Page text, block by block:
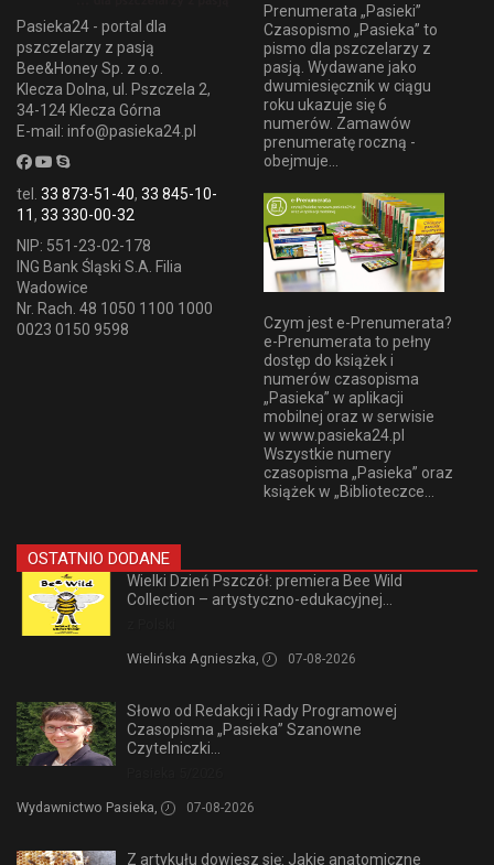
Pasieka24 - portal dla
pszczelarzy z pasją
Bee&Honey Sp. z o.o.
Klecza Dolna, ul. Pszczela 2,
34-124 Klecza Górna
E-mail: info@pasieka24.pl
tel. 33 873-51-40, 33 845-10-
11, 33 330-00-32
NIP: 551-23-02-178
ING Bank Śląski S.A. Filia
Wadowice
Nr. Rach. 48 1050 1100 1000
0023 0150 9598
Prenumerata „Pasieki”
Czasopismo „Pasieka” to
pismo dla pszczelarzy z
pasją. Wydawane jako
dwumiesięcznik w ciągu
roku ukazuje się 6
numerów. Zamawów
prenumeratę roczną -
obejmuje...
Czym jest e-Prenumerata?
e-Prenumerata to pełny
dostęp do książek i
numerów czasopisma
„Pasieka” w aplikacji
mobilnej oraz w serwisie
w www.pasieka24.pl
Wszystkie numery
czasopisma „Pasieka” oraz
książek w „Biblioteczce...
OSTATNIO DODANE
Wielki Dzień Pszczół: premiera Bee Wild
Collection – artystyczno-edukacyjnej...
Wielińska Agnieszka, 07-08-2026
Słowo od Redakcji i Rady Programowej
Czasopisma „Pasieka” Szanowne
Czytelniczki...
Wydawnictwo Pasieka, 07-08-2026
Z artykułu dowiesz się: Jakie anatomiczne